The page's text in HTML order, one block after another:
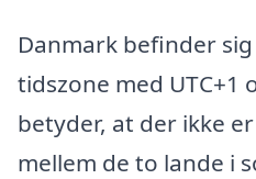
Danmark befinder
tidszone med UTC+1
betyder, at der ikke
mellem de to lande i